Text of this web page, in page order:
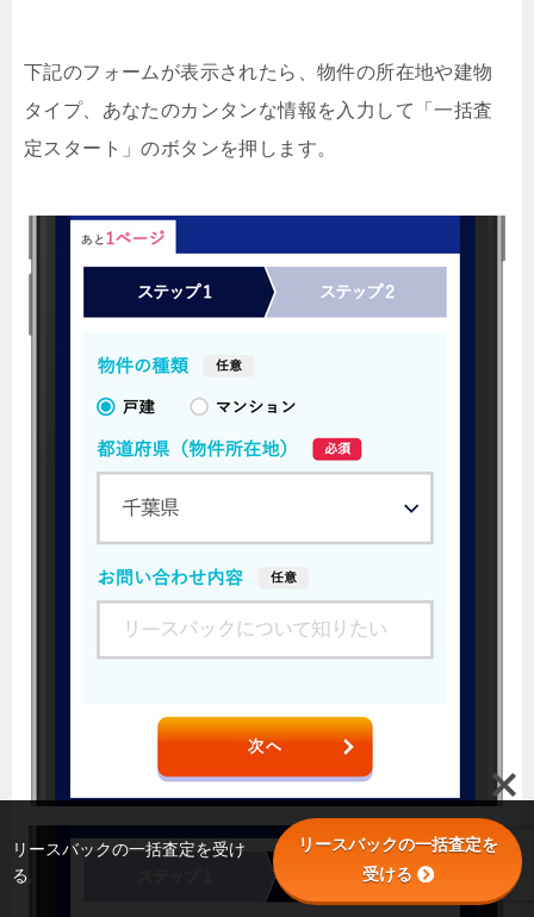
下記のフォームが表示されたら、物件の所在地や建物
タイプ、あなたのカンタンな情報を入力して「一括査
定スタート」のボタンを押します。
リースバックの一括査定を受け
る
リースバックの一括査定を
受ける